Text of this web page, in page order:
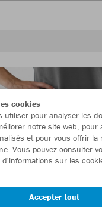
cookies
utiliser pour analyser les
notre site web, pour
et pour vous offrir la
Vous pouvez consulter
sur les
Accepter tout